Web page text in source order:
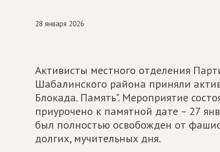
28 января 2026
Активисты местного отделения
Шабалинского района приняли
Блокада. Память". Мероприятие
приурочено к памятной дате – 27
был полностью освобожден от
долгих, мучительных дня.